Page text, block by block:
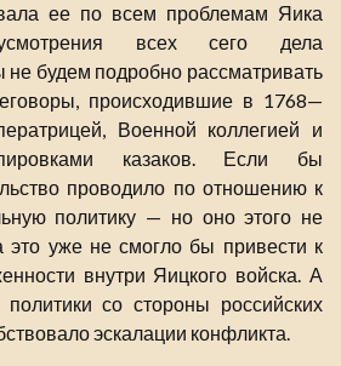
ее по всем проблемам Яика
всех сего дела
не будем подробно рассматривать
происходившие в 1768—
Военной коллегией и
казаков. Если бы
проводило по отношению к
политику — но оно этого не
это уже не смогло бы привести к
внутри Яицкого войска. А
политики со стороны российских
эскалации конфликта.